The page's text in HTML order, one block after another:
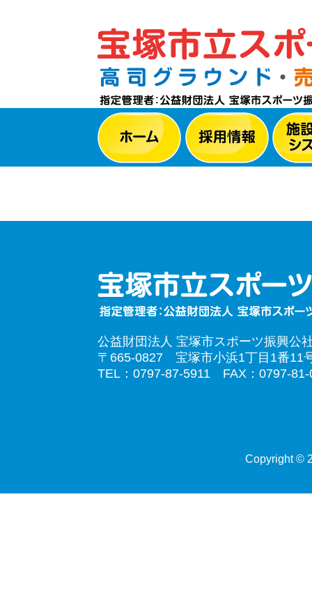
公益財団法人 宝塚市スポーツ振興公
〒665-0827 宝塚市小浜1丁目1番11
TEL：0797-87-5911 FAX：0797-81-
Copyright ©